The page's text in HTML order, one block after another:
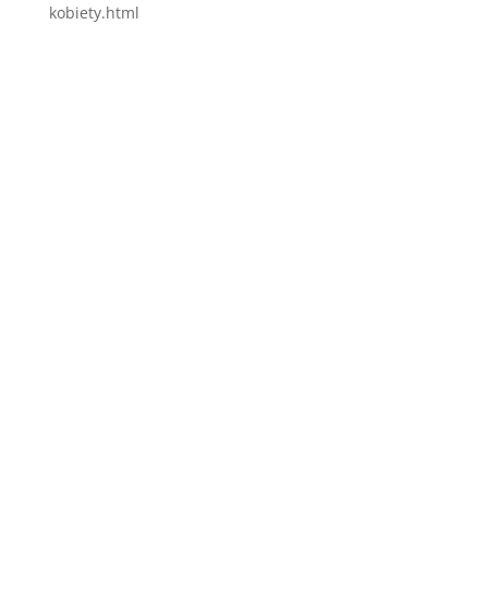
kobiety.html